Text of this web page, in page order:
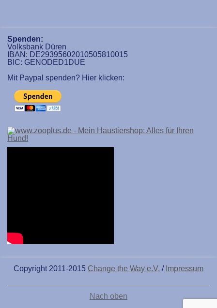
Spenden:
Volksbank Düren
IBAN: DE29395602010505810015
BIC: GENODED1DUE
Mit Paypal spenden? Hier klicken:
Copyright 2011-2015 Change the Way e.V. / Impressum
Nach oben